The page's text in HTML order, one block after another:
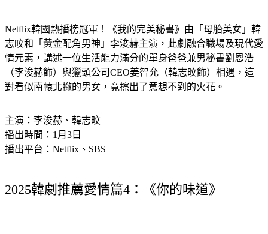
Netflix韓國熱播榜冠軍！《我的完美秘書》由「母胎美女」韓
志旼和「黃金配角男神」李浚赫主演，此劇融合職場及現代愛
情元素，講述一位生活能力滿分的單身爸爸兼男秘書劉恩浩
（李浚赫飾）與獵頭公司CEO姜智允（韓志旼飾）相遇，這
對看似南轅北轍的男女，竟擦出了意想不到的火花。
主演：李浚赫、韓志旼
播出時間：1月3日
播出平台：Netflix、SBS
2025韓劇推薦愛情篇4：《你的味道》